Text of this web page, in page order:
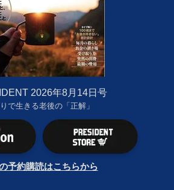
2026年8月14日号
で生きる老後の「正解」
予約購読はこちらから